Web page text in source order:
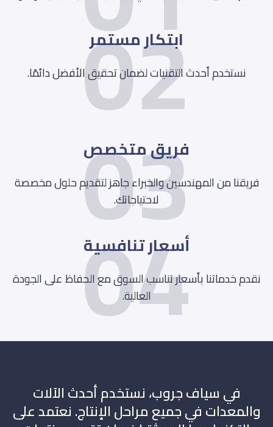
02
ابتكار مستمر
نستخدم أحدث التقنيات لضمان تحقيق الأفضل دائمًا.
03
فريق متخصص
فريقنا من المهندسين والخبراء جاهز لتقديم حلول مخصصة
لاحتياجاتك.
04
أسعار تنافسية
نقدم خدماتنا بأسعار تناسب السوق مع الحفاظ على الجودة
العالية.
في سياف جروب، نستخدم أحدث الآلات
والمعدات في جميع مراحل الإنتاج. نعتمد على